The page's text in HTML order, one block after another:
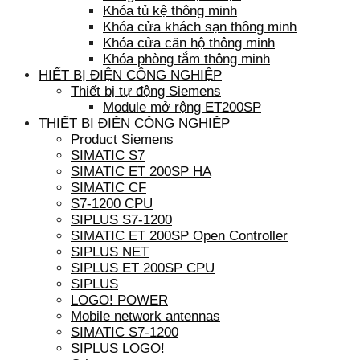
Khóa tủ kệ thông minh
Khóa cửa khách sạn thông minh
Khóa cửa căn hộ thông minh
Khóa phòng tắm thông minh
HIẾT BỊ ĐIỆN CÔNG NGHIỆP
Thiết bị tự động Siemens
Module mở rộng ET200SP
THIẾT BỊ ĐIỆN CÔNG NGHIỆP
Product Siemens
SIMATIC S7
SIMATIC ET 200SP HA
SIMATIC CF
S7-1200 CPU
SIPLUS S7-1200
SIMATIC ET 200SP Open Controller
SIPLUS NET
SIPLUS ET 200SP CPU
SIPLUS
LOGO! POWER
Mobile network antennas
SIMATIC S7-1200
SIPLUS LOGO!